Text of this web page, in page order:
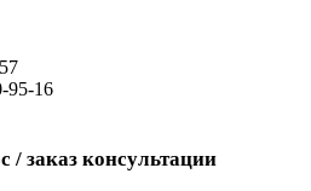
95-16
/ заказ консультации